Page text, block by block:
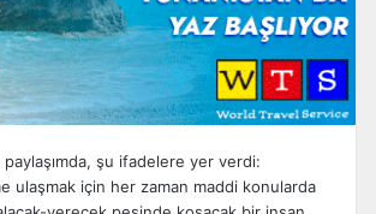
paylaşımda, şu ifadelere yer verdi:
ulaşmak için her zaman maddi konularda